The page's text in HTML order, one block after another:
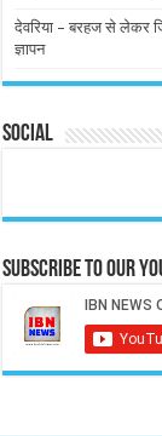
देवरिया – बरहज से लेकर
ज्ञापन
Social
Subscribe to our